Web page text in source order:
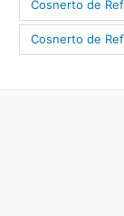
Cosnerto de
Cosnerto de